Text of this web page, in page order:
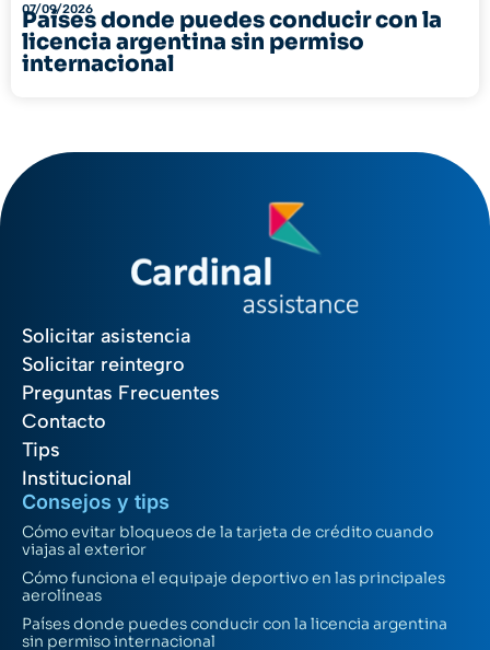
07/09/2026
Países donde puedes conducir con la
licencia argentina sin permiso
internacional
Solicitar asistencia
Solicitar reintegro
Preguntas Frecuentes
Contacto
Tips
Institucional
Consejos y tips
Cómo evitar bloqueos de la tarjeta de crédito cuando
viajas al exterior
Cómo funciona el equipaje deportivo en las principales
aerolíneas
Países donde puedes conducir con la licencia argentina
sin permiso internacional